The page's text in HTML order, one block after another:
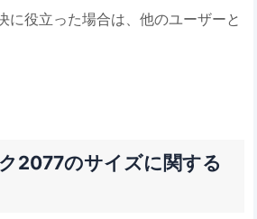
に役立った場合は、他のユーザーと
2077のサイズに関する